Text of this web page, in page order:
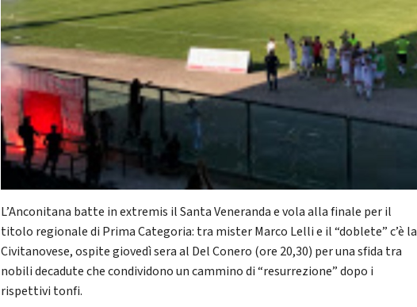
L’Anconitana batte in extremis il Santa Veneranda e vola alla finale per il
titolo regionale di Prima Categoria: tra mister Marco Lelli e il “doblete” c’è la
Civitanovese, ospite giovedì sera al Del Conero (ore 20,30) per una sfida tra
nobili decadute che condividono un cammino di “resurrezione” dopo i
rispettivi tonfi.